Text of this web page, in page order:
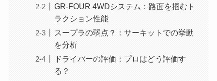
GR-FOUR 4WDシステム：路面を掴むト
ラクション性能
スープラの弱点？：サーキットでの挙動
を分析
ドライバーの評価：プロはどう評価す
る？